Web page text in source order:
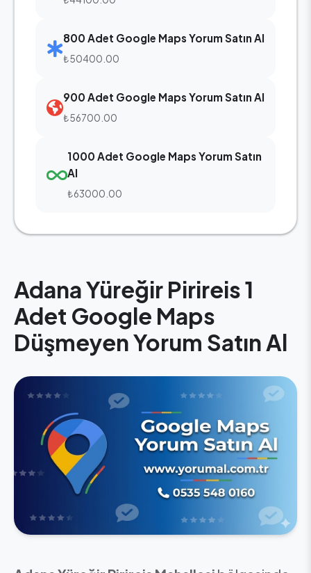
Adana Yüreğir Pirireis 1
Adet Google Maps
Düşmeyen Yorum Satın Al
800 Adet Google Maps Yorum Satın Al
₺50400.00
900 Adet Google Maps Yorum Satın Al
₺56700.00
1000 Adet Google Maps Yorum Satın
Al
₺63000.00